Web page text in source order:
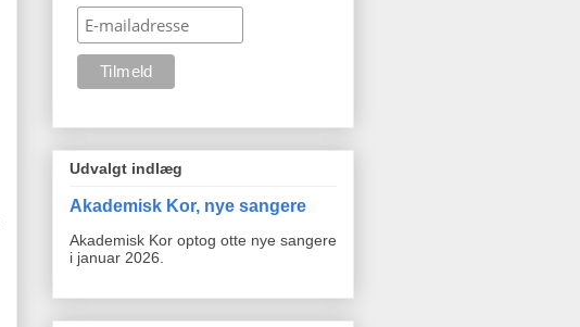
Udvalgt indlæg
Akademisk Kor, nye sangere
Akademisk Kor optog otte nye sangere
i januar 2026.